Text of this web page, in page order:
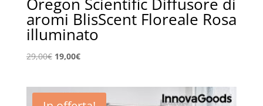
aromi BlisScent Floreale Rosa
illuminato
29,00€ Il
era:
19,00€Il
è: